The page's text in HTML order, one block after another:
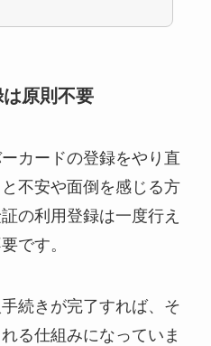
原則不要
カードの登録をやり直
不安や面倒を感じる方
の利用登録は一度行え
です。
続きが完了すれば、そ
る仕組みになっていま